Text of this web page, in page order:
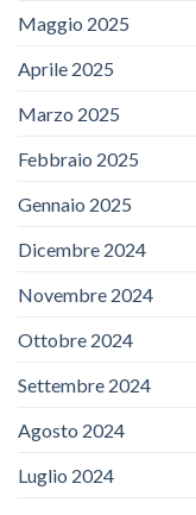
Maggio 2025
Aprile 2025
Marzo 2025
Febbraio 2025
Gennaio 2025
Dicembre 2024
Novembre 2024
Ottobre 2024
Settembre 2024
Agosto 2024
Luglio 2024